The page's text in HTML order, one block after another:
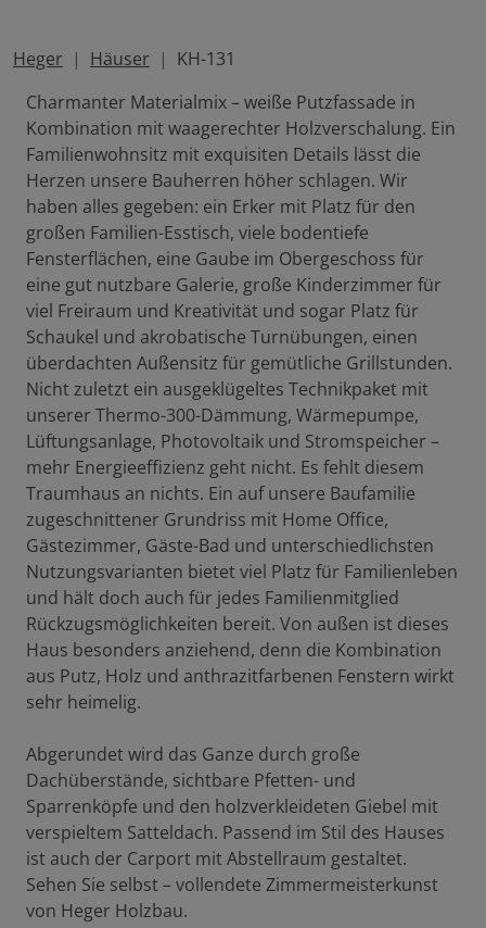
Heger Häuser
KH-131
Charmanter Materialmix – weiße Putzfassade in
Kombination mit waagerechter Holzverschalung. Ein
Familienwohnsitz mit exquisiten Details lässt die
Herzen unsere Bauherren höher schlagen. Wir
haben alles gegeben: ein Erker mit Platz für den
großen Familien-Esstisch, viele bodentiefe
Fensterflächen, eine Gaube im Obergeschoss für
eine gut nutzbare Galerie, große Kinderzimmer für
viel Freiraum und Kreativität und sogar Platz für
Schaukel und akrobatische Turnübungen, einen
überdachten Außensitz für gemütliche Grillstunden.
Nicht zuletzt ein ausgeklügeltes Technikpaket mit
unserer Thermo-300-Dämmung, Wärmepumpe,
Lüftungsanlage, Photovoltaik und Stromspeicher –
mehr Energieeffizienz geht nicht. Es fehlt diesem
Traumhaus an nichts. Ein auf unsere Baufamilie
zugeschnittener Grundriss mit Home Office,
Gästezimmer, Gäste-Bad und unterschiedlichsten
Nutzungsvarianten bietet viel Platz für Familienleben
und hält doch auch für jedes Familienmitglied
Rückzugsmöglichkeiten bereit. Von außen ist dieses
Haus besonders anziehend, denn die Kombination
aus Putz, Holz und anthrazitfarbenen Fenstern wirkt
sehr heimelig.
Abgerundet wird das Ganze durch große
Dachüberstände, sichtbare Pfetten- und
Sparrenköpfe und den holzverkleideten Giebel mit
verspieltem Satteldach. Passend im Stil des Hauses
ist auch der Carport mit Abstellraum gestaltet.
Sehen Sie selbst – vollendete Zimmermeisterkunst
von Heger Holzbau.